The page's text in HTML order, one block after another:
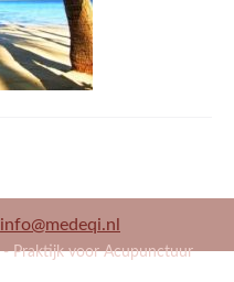
info@medeqi.nl
Praktijk voor Acupunctuur